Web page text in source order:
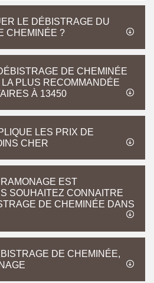
LE DÉBISTRAGE DU
CHEMINÉE ?
DE CHEMINÉE
PLUS RECOMMANDÉE
À 13450
LES PRIX DE
CHER
EST
SOUHAITEZ CONNAITRE
DE CHEMINÉE DANS
DE CHEMINÉE,